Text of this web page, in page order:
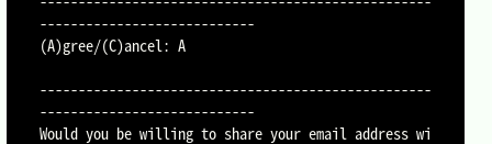
(A)gree/(C)ancel: A
---------------------------------------------------
----------------------------
Would you be willing to share your email address wi